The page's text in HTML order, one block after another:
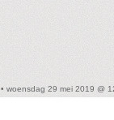
• woensdag 29 mei 2019 @